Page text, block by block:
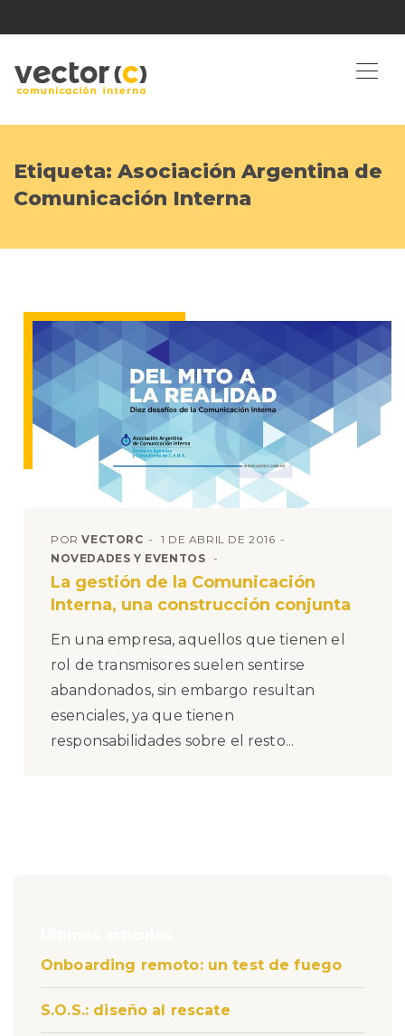
Etiqueta: Asociación Argentina de
Comunicación Interna
PORVECTORC
1 DE ABRIL DE 2016
NOVEDADES Y EVENTOS
La gestión de la Comunicación
Interna, una construcción conjunta
En una empresa, aquellos que tienen el
rol de transmisores suelen sentirse
abandonados, sin embargo resultan
esenciales, ya que tienen
responsabilidades sobre el resto...
Onboarding remoto: un test de fuego
S.O.S.: diseño al rescate